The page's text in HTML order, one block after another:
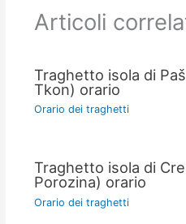
Articoli
Traghetto isola di
Tkon) orario
Orario dei traghetti
Traghetto isola di
Porozina) orario
Orario dei traghetti